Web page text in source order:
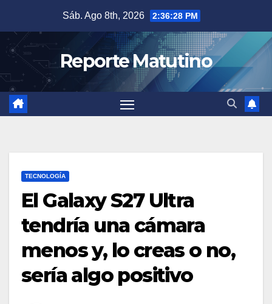
contenido
Sáb. Ago 8th, 2026 2:36:29 PM
Reporte Matutino
TECNOLOGÍA
El Galaxy S27 Ultra
tendría una cámara
menos y, lo creas o no,
sería algo positivo